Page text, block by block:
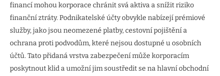
financí mohou korporace chránit svá aktiva a snížit riziko
finanční ztráty. Podnikatelské účty obvykle nabízejí prémiové
služby, jako jsou neomezené platby, cestovní pojištění a
ochrana proti podvodům, které nejsou dostupné u osobních
účtů. Tato přidaná vrstva zabezpečení může korporacím
poskytnout klid a umožní jim soustředit se na hlavní obchodní